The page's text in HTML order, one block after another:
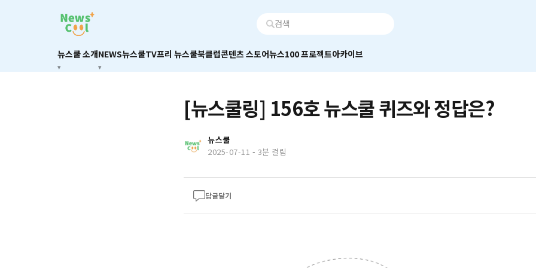
뉴스쿨 소개NEWS뉴스쿨TV프리 뉴스쿨북클럽콘텐츠 스토어뉴스100 프로젝트아카이브
[뉴스쿨링] 156호 뉴스쿨 퀴즈와 정답은?
뉴스쿨
2025-07-11 - 3분 걸림
답글달기